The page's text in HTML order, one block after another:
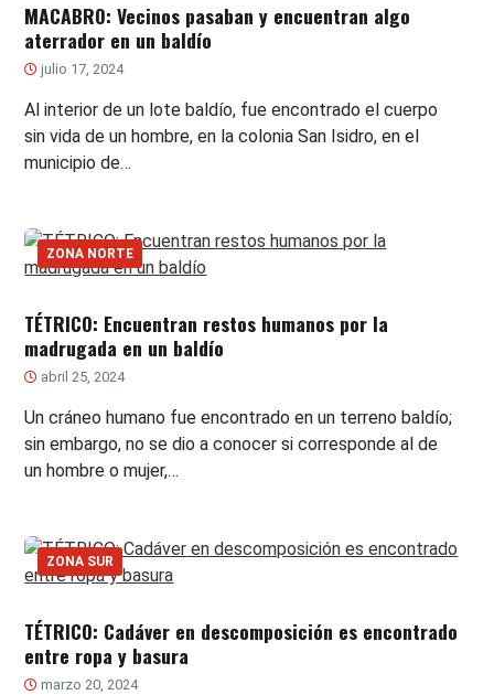
MACABRO: Vecinos pasaban y encuentran algo
aterrador en un baldío
julio 17, 2024
Al interior de un lote baldío, fue encontrado el cuerpo
sin vida de un hombre, en la colonia San Isidro, en el
municipio de…
ZONA NORTE
TÉTRICO: Encuentran restos humanos por la
madrugada en un baldío
abril 25, 2024
Un cráneo humano fue encontrado en un terreno baldío;
sin embargo, no se dio a conocer si corresponde al de
un hombre o mujer,…
ZONA SUR
TÉTRICO: Cadáver en descomposición es encontrado
entre ropa y basura
marzo 20, 2024